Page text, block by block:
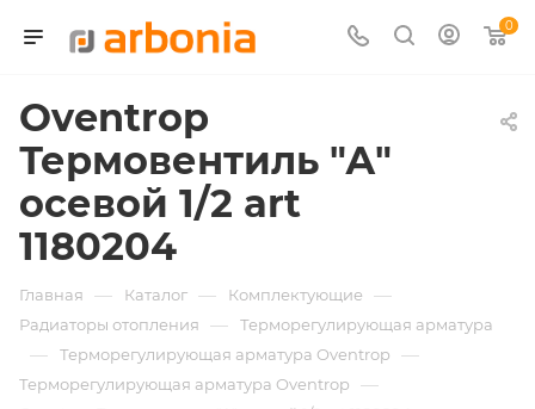
0
Oventrop
Термовентиль "А"
осевой 1/2 art
1180204
Главная — Каталог — Комплектующие —
Радиаторы отопления — Терморегулирующая арматура
— Терморегулирующая арматура Oventrop —
Терморегулирующая арматура Oventrop —